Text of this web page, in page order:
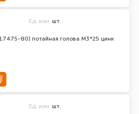
80) потайная голова М3*25 цинк
Ед. изм. шт.
Ед. изм. шт.